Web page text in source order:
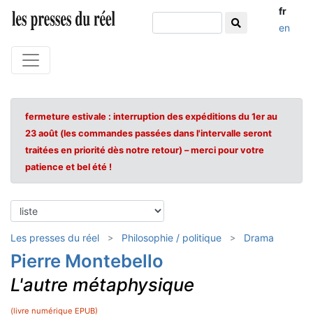
fr
en
fermeture estivale : interruption des expéditions du 1er au
23 août (les commandes passées dans l'intervalle seront
traitées en priorité dès notre retour) – merci pour votre
patience et bel été !
Les presses du réel Philosophie / politique Drama
Pierre Montebello
L'autre métaphysique
(livre numérique EPUB)